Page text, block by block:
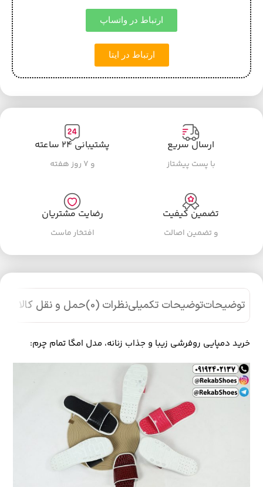
ارتباط در واتساپ
ارتباط در ایتا
ارسال سریع
با پست پیشتاز
پشتیبانی ۲۴ ساعته
و ۷ روز هفته
تضمین کیفیت
و تضمین اصالت
رضایت مشتریان
افتخار ماست
توضیحاتتوضیحات تکمیلینظرات (0) حمل و نقل کالا
خرید دمپایی روفرشی زیبا و جذاب زنانه، مدل امگا تمام چرم: